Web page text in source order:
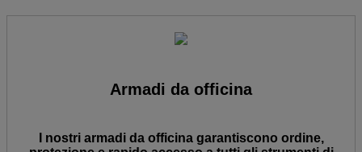
Armadi da officina
I nostri armadi da officina garantiscono ordine,